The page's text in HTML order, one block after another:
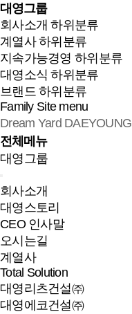
대영그룹
회사소개 하위분류
계열사 하위분류
지속가능경영 하위분류
대영소식 하위분류
브랜드 하위분류
Family Site menu
Dream Yard DAEYOUNG
전체메뉴
대영그룹
회사소개
대영스토리
CEO 인사말
오시는길
계열사
Total Solution
대영리츠건설㈜
대영에코건설㈜